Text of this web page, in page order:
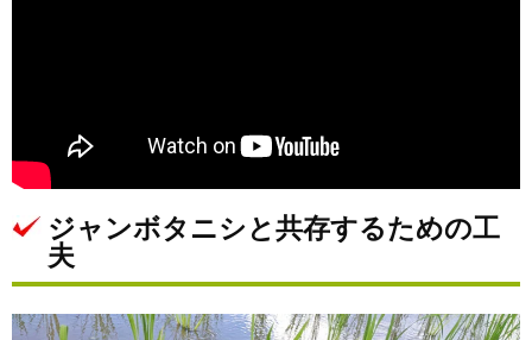
ジャンボタニシと共存するための工
夫